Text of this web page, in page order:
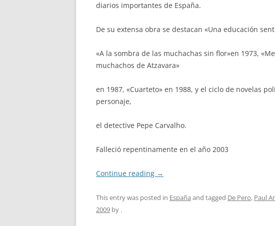
diarios importantes de España.
De su extensa obra se destacan «Una educación
«A la sombra de las muchachas sin flor»en 1973,
muchachos de Atzavara»
en 1987, «Cuarteto» en 1988, y el ciclo de novelas
personaje,
el detective Pepe Carvalho.
Falleció repentinamente en el año 2003
Continue reading →
This entry was posted in España and tagged De Pero, Paul
2009 by .